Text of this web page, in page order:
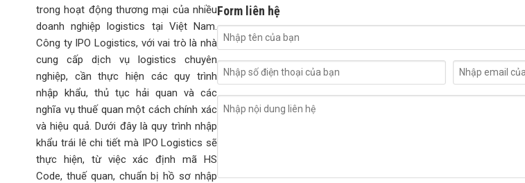
trong hoạt động thương mại của nhiều
doanh nghiệp logistics tại Việt Nam.
Công ty IPO Logistics, với vai trò là nhà
cung cấp dịch vụ logistics chuyên
nghiệp, cần thực hiện các quy trình
nhập khẩu, thủ tục hải quan và các
nghĩa vụ thuế quan một cách chính xác
và hiệu quả. Dưới đây là quy trình nhập
khẩu trái lê chi tiết mà IPO Logistics sẽ
thực hiện, từ việc xác định mã HS
Code, thuế quan, chuẩn bị hồ sơ nhập
Form liên hệ